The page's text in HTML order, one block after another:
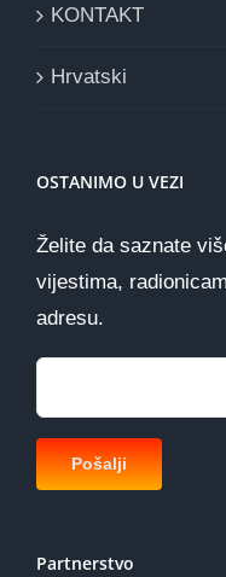
KONTAKT
Hrvatski
OSTANIMO U VEZI
Želite da saznate
vijestima,
adresu.
Partnerstvo